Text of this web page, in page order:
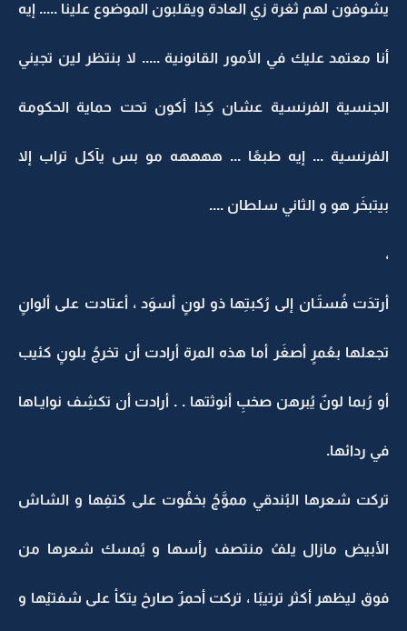
يشوفون لهم ثغرة زي العادة ويقلبون الموضوع علينا ..... إيه
أنا معتمد عليك في الأمور القانونية ..... لا بنتظر لين تجيني
الجنسية الفرنسية عشان كِذا أكون تحت حماية الحكومة
الفرنسية ... إيه طبعًا ... ههههه مو بس يآكل تراب إلا
بيتبخَر هو و الثاني سلطان ....
،
أرتدَت فُستَـان إلى رُكبتِها ذو لونٍ أسوَد ، أعتادت على ألوانٍ
تجعلها بعُمرٍ أصغَر أما هذه المرة أرادت أن تخرجُ بلونٍ كئيب
أو رُبما لونٌ يُبرهن صخبِ أنوثتها . . أرادت أن تكشِف نوايـاها
في ردائها.
تركت شعرها البُندقي مموَّجُ بخفُوت على كتفِها و الشاش
الأبيض مازال يلفُ منتصف رأسها و يُمسك شعرها من
فوق ليظهر أكثر ترتيبًا ، تركت أحمرٌ صارخ يتكأ على شفتيْها و